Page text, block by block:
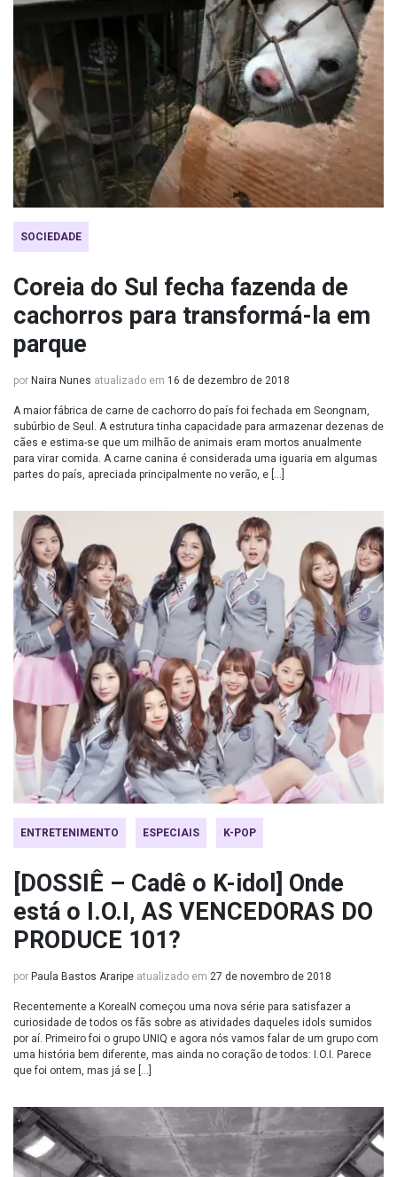
SOCIEDADE
Coreia do Sul fecha fazenda de
cachorros para transformá-la em
parque
por Naira Nunes atualizado em 16 de dezembro de 2018
A maior fábrica de carne de cachorro do país foi fechada em Seongnam,
subúrbio de Seul. A estrutura tinha capacidade para armazenar dezenas de
cães e estima-se que um milhão de animais eram mortos anualmente
para virar comida. A carne canina é considerada uma iguaria em algumas
partes do país, apreciada principalmente no verão, e […]
ENTRETENIMENTO ESPECIAIS K-POP
[DOSSIÊ – Cadê o K-idol] Onde
está o I.O.I, AS VENCEDORAS DO
PRODUCE 101?
por Paula Bastos Araripe atualizado em 27 de novembro de 2018
Recentemente a KoreaIN começou uma nova série para satisfazer a
curiosidade de todos os fãs sobre as atividades daqueles idols sumidos
por aí. Primeiro foi o grupo UNIQ e agora nós vamos falar de um grupo com
uma história bem diferente, mas ainda no coração de todos: I.O.I. Parece
que foi ontem, mas já se […]